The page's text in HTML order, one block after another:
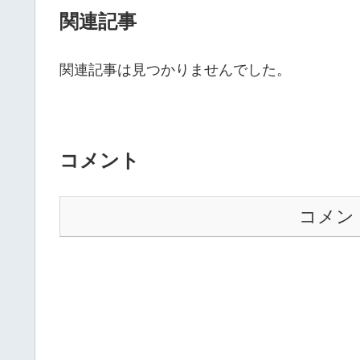
関連記事
関連記事は見つかりませんでした。
コメント
コメン